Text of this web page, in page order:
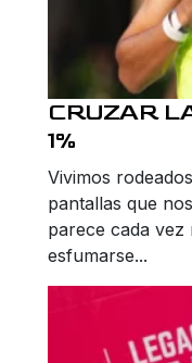
CRUZAR
1%
Vivimos
pantallas que
parece cada vez
esfumarse...